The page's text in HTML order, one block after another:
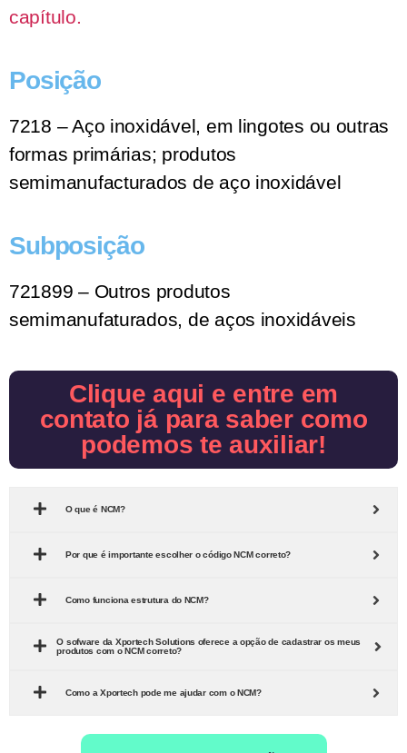
capítulo.
Posição
7218 – Aço inoxidável, em lingotes ou outras
formas primárias; produtos
semimanufacturados de aço inoxidável
Subposição
721899 – Outros produtos
semimanufaturados, de aços inoxidáveis
Clique aqui e entre em
contato já para saber como
podemos te auxiliar!
O que é NCM?
Por que é importante escolher o código NCM correto?
Como funciona estrutura do NCM?
O sofware da Xportech Solutions oferece a opção de cadastrar os meus
produtos com o NCM correto?
Como a Xportech pode me ajudar com o NCM?